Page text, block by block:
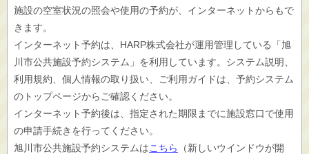
施設の空室状況の照会や使用の予約が、インターネットからもで
きます。
インターネット予約は、HARP株式会社が運用管理している「旭
川市公共施設予約システム」を利用しています。システム説明、
利用規約、個人情報の取り扱い、ご利用ガイドは、予約システム
のトップページからご確認ください。
インターネット予約後は、指定された期限までに施設窓口で使用
の申請手続きを行ってください。
旭川市公共施設予約システムはこちら
（新しいウインドウが開